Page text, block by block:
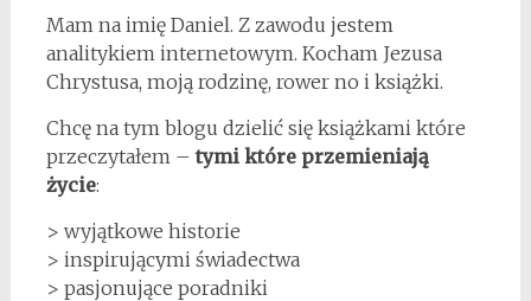
Mam na imię Daniel. Z zawodu jestem
analitykiem internetowym. Kocham Jezusa
Chrystusa, moją rodzinę, rower no i książki.
Chcę na tym blogu dzielić się książkami które
przeczytałem –tymi które przemieniają
życie:
> wyjątkowe historie
> inspirującymi świadectwa
> pasjonujące poradniki